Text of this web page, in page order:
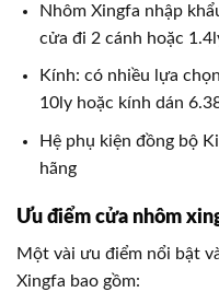
Nhôm Xingfa nhập
cửa đi 2 cánh hoặc
Kính: có nhiều lựa
10ly hoặc kính dán
Hệ phụ kiện đồng bộ
hãng
Ưu điểm cửa nhôm
Một vài ưu điểm nổi bật
Xingfa bao gồm: